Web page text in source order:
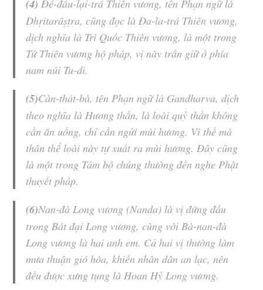
(4)Đề-đầu-lại-trá Thiên vương, tên Phạn ngữ là
Dhṛitarāṣṭra, cũng đọc là Đa-la-trá Thiên vương,
dịch nghĩa là Trì Quốc Thiên vương, là một trong
Tứ Thiên vươnghộ pháp, vị này trấn giữ ở phía
nam núi Tu-di.
(5)Càn-thát-bà, tên Phạn ngữ là Gandharva, dịch
theo nghĩa là Hương thần, là loài quỷ thần không
cần ăn uống, chỉ cần ngửi mùi hương. Vì thế mà
thân thể loài này tự xuất ra mùi hương. Đây cũng
là một trong Tám bộ chúng thường đến nghe Phật
thuyết pháp.
(6)Nan-đà Long vương (Nanda) là vị đứng đầu
trong Bát đại Long vương, cùng với Bà-nan-đà
Long vương là hai anh em. Cả hai vị thường làm
mưa thuận gió hòa, khiến nhân dân an lạc, nên
đều được xưng tụng là Hoan Hỷ Long vương.